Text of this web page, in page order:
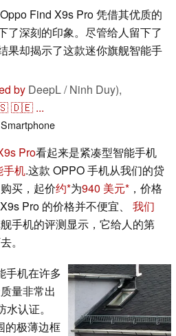
Find X9s Pro 凭借其优质的
了深刻的印象。尽管给人留下了
果却揭示了这款迷你旗舰智能手
by DeepL / Ninh Duy),
🇩🇪 ...
Smartphone
Pro看起来是紧凑型智能手机
手机.这款 OPPO 手机从我们的贷
买，起价约 为940 美元
，价格
Pro 的价格并不便宜、 我们
手机的评测显示，它给人的第
。
手机在许多
量非常出
认证。
的极薄边框